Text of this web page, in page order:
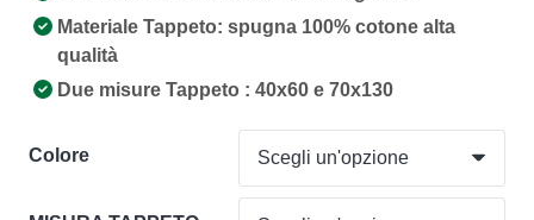
Materiale Tappeto: spugna 100% cotone alta
qualità
Due misure Tappeto : 40x60 e 70x130
Colore